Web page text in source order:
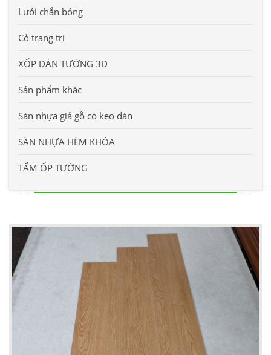
Lưới chắn bóng
Cỏ trang trí
XỐP DÁN TƯỜNG 3D
Sản phẩm khác
Sàn nhựa giả gỗ có keo dán
SÀN NHỰA HÈM KHÓA
TẤM ỐP TƯỜNG